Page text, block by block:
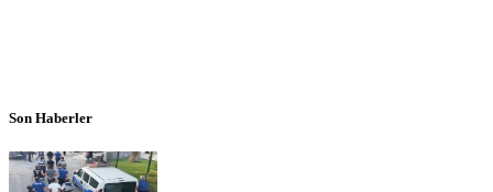
Son Haberler